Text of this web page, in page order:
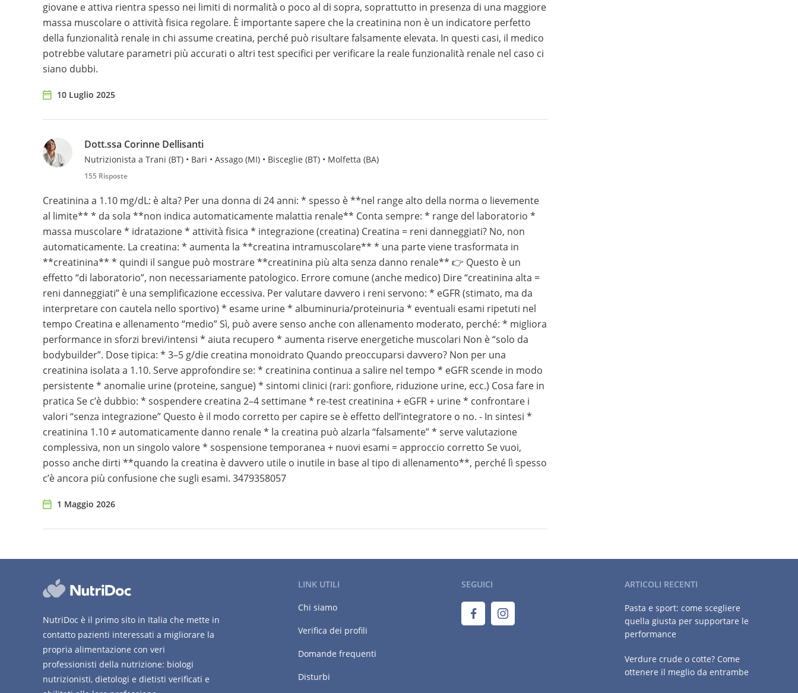
giovane e attiva rientra spesso nei limiti di normalità o poco al di sopra, soprattutto in presenza di una maggiore
massa muscolare o attività fisica regolare. È importante sapere che la creatinina non è un indicatore perfetto
della funzionalità renale in chi assume creatina, perché può risultare falsamente elevata. In questi casi, il medico
potrebbe valutare parametri più accurati o altri test specifici per verificare la reale funzionalità renale nel caso ci
siano dubbi.
10 Luglio 2025
Dott.ssa Corinne Dellisanti
Nutrizionista a Trani (BT) • Bari • Assago (MI) • Bisceglie (BT) • Molfetta (BA)
155 Risposte
Creatinina a 1.10 mg/dL: è alta? Per una donna di 24 anni: * spesso è **nel range alto della norma o lievemente
al limite** * da sola **non indica automaticamente malattia renale** Conta sempre: * range del laboratorio *
massa muscolare * idratazione * attività fisica * integrazione (creatina) Creatina = reni danneggiati? No, non
automaticamente. La creatina: * aumenta la **creatina intramuscolare** * una parte viene trasformata in
**creatinina** * quindi il sangue può mostrare **creatinina più alta senza danno renale** 👉 Questo è un
effetto “di laboratorio”, non necessariamente patologico. Errore comune (anche medico) Dire “creatinina alta =
reni danneggiati” è una semplificazione eccessiva. Per valutare davvero i reni servono: * eGFR (stimato, ma da
interpretare con cautela nello sportivo) * esame urine * albuminuria/proteinuria * eventuali esami ripetuti nel
tempo Creatina e allenamento “medio” Sì, può avere senso anche con allenamento moderato, perché: * migliora
performance in sforzi brevi/intensi * aiuta recupero * aumenta riserve energetiche muscolari Non è “solo da
bodybuilder”. Dose tipica: * 3–5 g/die creatina monoidrato Quando preoccuparsi davvero? Non per una
creatinina isolata a 1.10. Serve approfondire se: * creatinina continua a salire nel tempo * eGFR scende in modo
persistente * anomalie urine (proteine, sangue) * sintomi clinici (rari: gonfiore, riduzione urine, ecc.) Cosa fare in
pratica Se c’è dubbio: * sospendere creatina 2–4 settimane * re-test creatinina + eGFR + urine * confrontare i
valori “senza integrazione” Questo è il modo corretto per capire se è effetto dell’integratore o no. - In sintesi *
creatinina 1.10 ≠ automaticamente danno renale * la creatina può alzarla “falsamente” * serve valutazione
complessiva, non un singolo valore * sospensione temporanea + nuovi esami = approccio corretto Se vuoi,
posso anche dirti **quando la creatina è davvero utile o inutile in base al tipo di allenamento**, perché lì spesso
c’è ancora più confusione che sugli esami. 3479358057
1 Maggio 2026
NutriDoc è il primo sito in Italia che mette in
contatto pazienti interessati a migliorare la
propria alimentazione con veri
professionisti della nutrizione: biologi
nutrizionisti, dietologi e dietisti verificati e
LINK UTILI
Chi siamo
Verifica dei profili
Domande frequenti
Disturbi
SEGUICI ARTICOLI RECENTI
Pasta e sport: come scegliere
quella giusta per supportare le
performance
Verdure crude o cotte? Come
ottenere il meglio da entrambe